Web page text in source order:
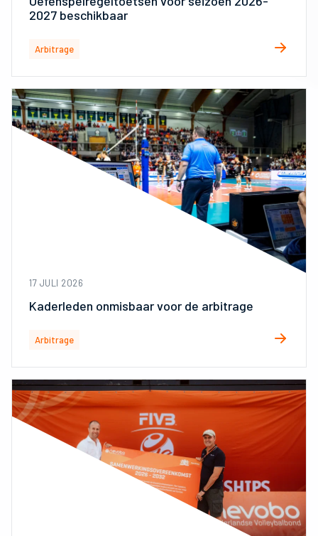
2027 beschikbaar
Arbitrage
17 JULI 2026
Kaderleden onmisbaar voor de arbitrage
Arbitrage